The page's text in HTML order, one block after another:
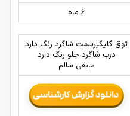
6 ماه
توق گلیگیرسمت شاگرد رنگ دارد
درب شاگرد جلو رنگ دارد
مابقی سالم